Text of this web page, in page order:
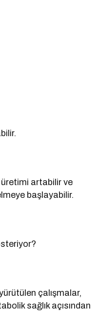
artabilir ve
başlayabilir.
çalışmalar,
sağlık açısından